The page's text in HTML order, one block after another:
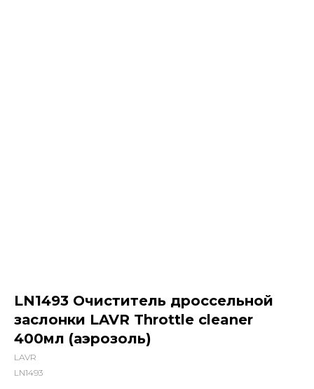
LN1493 Очиститель дроссельной
заслонки LAVR Throttle cleaner
400мл (аэрозоль)
LAVR
LN1493